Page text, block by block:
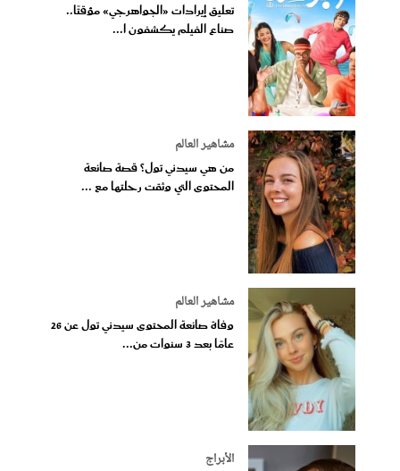
تعليق إيرادات «الجواهرجي» مؤقتًا..
صناع الفيلم يكشفون ا...
مشاهير العالم
من هي سيدني تول؟ قصة صانعة
المحتوى التي وثقت رحلتها مع ...
مشاهير العالم
وفاة صانعة المحتوى سيدني تول عن 26
عامًا بعد 3 سنوات من...
الأبراج